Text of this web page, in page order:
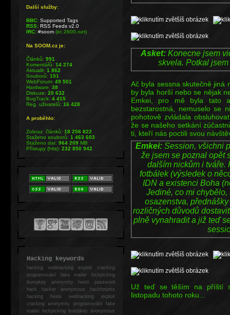
Asket:Konecne jsem
skvela. Potkal
Ač byla sessna skutečně jiná
by byla horší nebo se nějak
Emkei, pro mě byla tato
bezstarostná, nemuselo se
pohotově zvládala
že se našeho setkání
ti, kteří nás poctili svou
Emkei: Session, všichni
že jsem se poznal opět
dalším nickům i tváře.
fotbálek (výsledek o
IDN a existenci Boha
Jediné, co mi
osazenstva,
rozličných důvodů
plně vynahradit a již teď
Už teď se těším na příští
listopadu tohoto roku...
Další služby:
BBC: Supported Tags
RSS: RSS Feeds v2.0
IRC: #soom(irc.2600.net)
Na SOOM.cz je:
Článků:991
Komentářů:14 274
Aktualit:1 862
Souborů:151
WebForum:49 501
Hardware:38
Diskuze:20 632
BugTrack:4 415
Reg. uživatelů:16 428
A proběhlo:
Zobraz. článků:18 256 822
Staženo souborů:1 463 603
Staženo dat:964 209MB
Přístupy (hits):232 850 942
Hacking keywords
hackingwebhacking exploit cracking
programování fake mailer lockpicking
bumpkey anonymity heslo password
hackhacker anonymous hackforums
hackingheslo webhacking exploit
cracking anonymity programování fake
mailer lockpicking bumpkey anonymous